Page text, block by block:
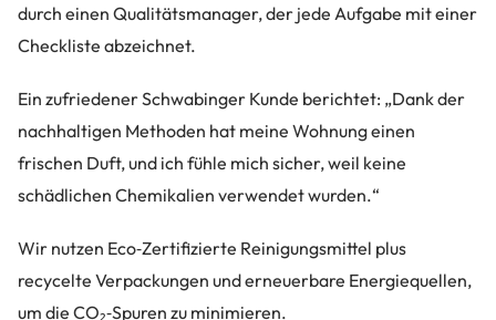
durch einen Qualitätsmanager, der jede Aufgabe mit einer
Checkliste abzeichnet.
Ein zufriedener Schwabinger Kunde berichtet: „Dank der
nachhaltigen Methoden hat meine Wohnung einen
frischen Duft, und ich fühle mich sicher, weil keine
schädlichen Chemikalien verwendet wurden.“
Wir nutzen Eco‑Zertifizierte Reinigungsmittel plus
recycelte Verpackungen und erneuerbare Energiequellen,
um die CO₂‑Spuren zu minimieren.